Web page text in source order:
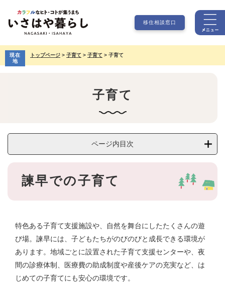
先
で
を
ば
移住相談窓口
現在
地
トップページ > 子育て > 子育て > 子育て
子育て
ページ内目次
諫早での子育て
特色ある子育て支援施設や、自然を舞台にしたたくさんの遊
び場。諫早には、子どもたちがのびのびと成長できる環境が
あります。地域ごとに設置された子育て支援センターや、夜
間の診療体制、医療費の助成制度や産後ケアの充実など、は
じめての子育てにも安心の環境です。